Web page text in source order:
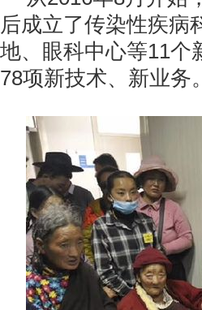
后成立了传染性疾病
地、眼科中心等11个
78项新技术、新业务。